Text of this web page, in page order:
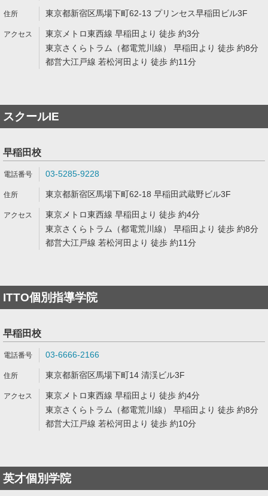
東京都新宿区馬場下町62-13 プリンセス早稲田ビル3F
東京メトロ東西線 早稲田より 徒歩 約3分
東京さくらトラム（都電荒川線） 早稲田より 徒歩 約8分
都営大江戸線 若松河田より 徒歩 約11分
スクールIE
早稲田校
03-5285-9228
東京都新宿区馬場下町62-18 早稲田武蔵野ビル3F
東京メトロ東西線 早稲田より 徒歩 約4分
東京さくらトラム（都電荒川線） 早稲田より 徒歩 約8分
都営大江戸線 若松河田より 徒歩 約11分
ITTO個別指導学院
早稲田校
03-6666-2166
東京都新宿区馬場下町14 清渓ビル3F
東京メトロ東西線 早稲田より 徒歩 約4分
東京さくらトラム（都電荒川線） 早稲田より 徒歩 約8分
都営大江戸線 若松河田より 徒歩 約10分
英才個別学院